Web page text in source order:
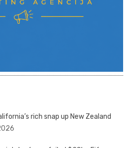
rich snap up New Zealand